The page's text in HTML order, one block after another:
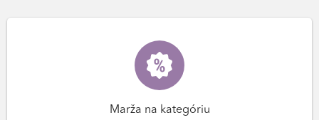
Marža na kategóriu